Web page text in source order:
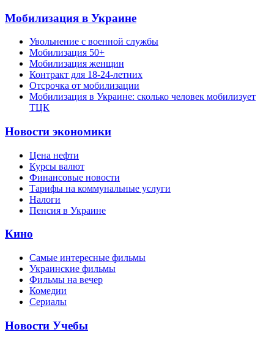
Мобилизация в Украине
Увольнение с военной службы
Мобилизация 50+
Мобилизация женщин
Контракт для 18-24-летних
Отсрочка от мобилизации
Мобилизация в Украине: сколько человек мобилизует
ТЦК
Новости экономики
Цена нефти
Курсы валют
Финансовые новости
Тарифы на коммунальные услуги
Налоги
Пенсия в Украине
Кино
Самые интересные фильмы
Украинские фильмы
Фильмы на вечер
Комедии
Сериалы
Новости Учебы